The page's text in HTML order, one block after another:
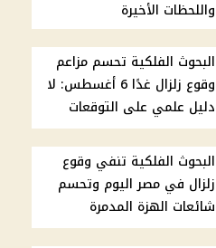
واللحظات الأخيرة
البحوث الفلكية تحسم مزاعم
وقوع زلزال غدًا 6 أغسطس: لا
دليل علمي على التوقعات
البحوث الفلكية تنفي وقوع
زلزال في مصر اليوم وتحسم
شائعات الهزة المدمرة